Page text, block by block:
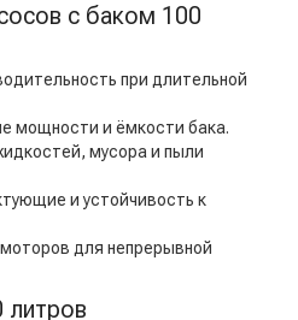
с баком 100
при длительной
мощности и ёмкости бака.
мусора и пыли
и устойчивость к
для непрерывной
литров